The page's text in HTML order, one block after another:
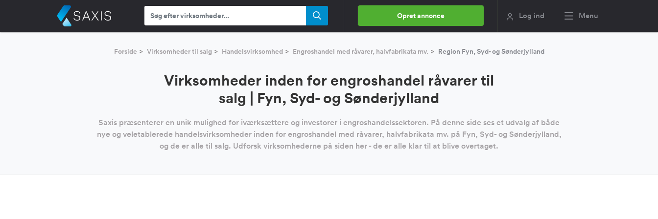
Opret annonce Log ind Menu
Forside Virksomheder til salg Handelsvirksomhed Engroshandel med råvarer, halvfabrikata mv. Region Fyn, Syd- og Sønderjylland
Virksomheder inden for engroshandel råvarer til
salg | Fyn, Syd- og Sønderjylland
Saxis præsenterer en unik mulighed for iværksættere og investorer i engroshandelssektoren. På denne side ses et udvalg af både
nye og veletablerede handelsvirksomheder inden for engroshandel med råvarer, halvfabrikata mv. på Fyn, Syd- og Sønderjylland,
og de er alle til salg. Udforsk virksomhederne på siden her - de er alle klar til at blive overtaget.